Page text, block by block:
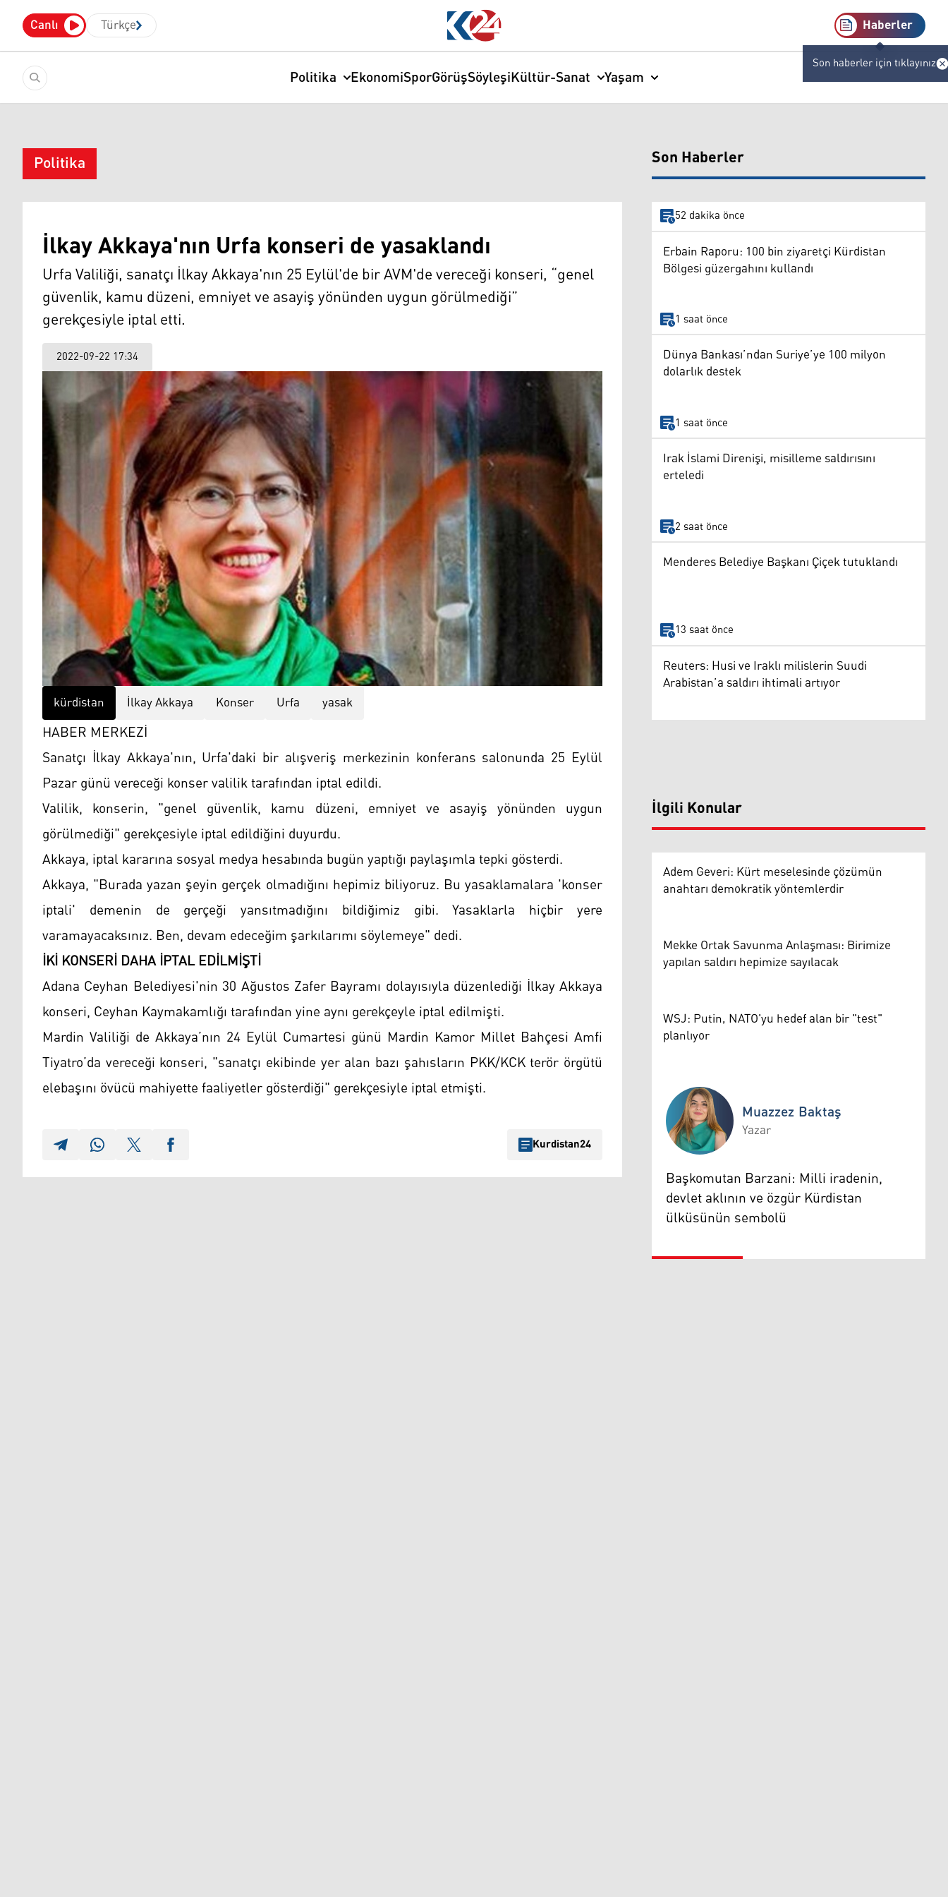
Canlı Türkçe Haberler
Son haberler için tıklayınız
Politika EkonomiSporGörüşSöyleşiKültür-Sanat Yaşam
Politika
İlkay Akkaya'nın Urfa konseri de yasaklandı
Urfa Valiliği, sanatçı İlkay Akkaya'nın 25 Eylül'de bir AVM'de vereceği konseri, “genel
güvenlik, kamu düzeni, emniyet ve asayiş yönünden uygun görülmediği”
gerekçesiyle iptal etti.
2022-09-22 17:34
kürdistan İlkay Akkaya Konser Urfa yasak
HABER MERKEZİ
Sanatçı İlkay Akkaya'nın, Urfa'daki bir alışveriş merkezinin konferans salonunda 25 Eylül
Pazar günü vereceği konser valilik tarafından iptal edildi.
Valilik, konserin, "genel güvenlik, kamu düzeni, emniyet ve asayiş yönünden uygun
görülmediği" gerekçesiyle iptal edildiğini duyurdu.
Akkaya, iptal kararına sosyal medya hesabında bugün yaptığı paylaşımla tepki gösterdi.
Akkaya, "Burada yazan şeyin gerçek olmadığını hepimiz biliyoruz. Bu yasaklamalara 'konser
iptali' demenin de gerçeği yansıtmadığını bildiğimiz gibi. Yasaklarla hiçbir yere
varamayacaksınız. Ben, devam edeceğim şarkılarımı söylemeye" dedi.
İKİ KONSERİ DAHA İPTAL EDİLMİŞTİ
Adana Ceyhan Belediyesi'nin 30 Ağustos Zafer Bayramı dolayısıyla düzenlediği İlkay Akkaya
konseri, Ceyhan Kaymakamlığı tarafından yine aynı gerekçeyle iptal edilmişti.
Mardin Valiliği de Akkaya’nın 24 Eylül Cumartesi günü Mardin Kamor Millet Bahçesi Amfi
Tiyatro’da vereceği konseri, "sanatçı ekibinde yer alan bazı şahısların PKK/KCK terör örgütü
elebaşını övücü mahiyette faaliyetler gösterdiği" gerekçesiyle iptal etmişti.
Kurdistan24
Son Haberler
52 dakika önce
Erbain Raporu: 100 bin ziyaretçi Kürdistan
Bölgesi güzergahını kullandı
1 saat önce
Dünya Bankası’ndan Suriye’ye 100 milyon
dolarlık destek
1 saat önce
Irak İslami Direnişi, misilleme saldırısını
erteledi
2 saat önce
Menderes Belediye Başkanı Çiçek tutuklandı
13 saat önce
Reuters: Husi ve Iraklı milislerin Suudi
Arabistan’a saldırı ihtimali artıyor
İlgili Konular
Adem Geveri: Kürt meselesinde çözümün
anahtarı demokratik yöntemlerdir
Mekke Ortak Savunma Anlaşması: Birimize
yapılan saldırı hepimize sayılacak
WSJ: Putin, NATO'yu hedef alan bir "test"
planlıyor
Muazzez Baktaş
Muazzez Baktaş
Yazar
Başkomutan Barzani: Milli iradenin,
devlet aklının ve özgür Kürdistan
ülküsünün sembolü